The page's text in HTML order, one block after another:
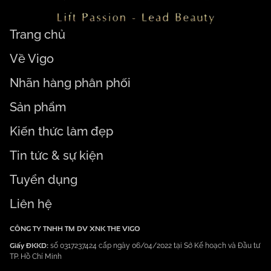
Trang chủ
Về Vigo
Nhãn hàng phân phối
Sản phẩm
Kiến thức làm đẹp
Tin tức & sự kiện
Tuyển dụng
Liên hệ
CÔNG TY TNHH TM DV XNK THE VIGO
Giấy ĐKKD: số 0317237424 cấp ngày 06/04/2022 tại Sở Kế hoạch và Đầu tư
TP. Hồ Chí Minh